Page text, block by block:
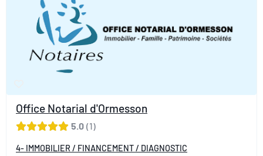
Office Notarial d'Ormesson
5.0 1
4- IMMOBILIER / FINANCEMENT / DIAGNOSTIC